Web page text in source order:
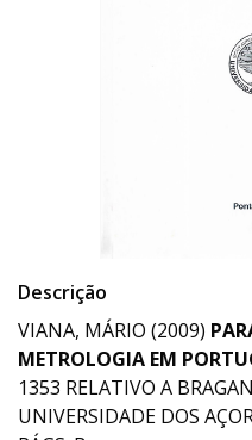
Descrição
VIANA, MÁRIO (2009)
METROLOGIA EM
1353 RELATIVO A
UNIVERSIDADE DOS